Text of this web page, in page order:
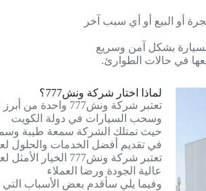
أو البيع أو أي سبب آخر
بشكل آمن وسريع
في حالات الطوارئ.
لماذا اختار شركة ونش777؟
تعتبر شركة
وسحب السيارات في دولة الكويت
حيث تمتلك الشركة سمعة طيبة
في تقديم أفضل الخدمات والحلول
تعتبر شركة
عالية الجودة ورضا العملاء
وفيما يلي سأقدم بعض الأسباب التي